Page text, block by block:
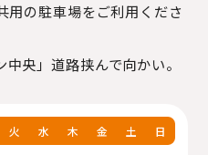
用の駐車場をご利用くださ
央」道路挟んで向かい。
火 水 木 金 土 日